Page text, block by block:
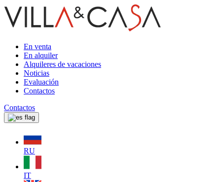
En venta
En alquiler
Alquileres de vacaciones
Noticias
Evaluación
Contactos
Contactos
RU
IT